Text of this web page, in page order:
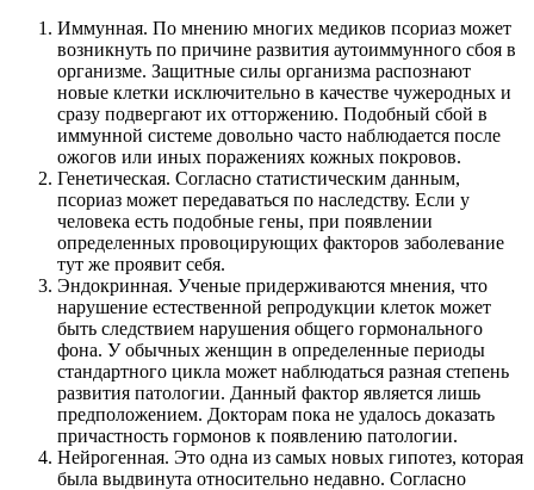
Иммунная. По мнению многих медиков псориаз может
возникнуть по причине развития аутоиммунного сбоя в
организме. Защитные силы организма распознают
новые клетки исключительно в качестве чужеродных и
сразу подвергают их отторжению. Подобный сбой в
иммунной системе довольно часто наблюдается после
ожогов или иных поражениях кожных покровов.
Генетическая. Согласно статистическим данным,
псориаз может передаваться по наследству. Если у
человека есть подобные гены, при появлении
определенных провоцирующих факторов заболевание
тут же проявит себя.
Эндокринная. Ученые придерживаются мнения, что
нарушение естественной репродукции клеток может
быть следствием нарушения общего гормонального
фона. У обычных женщин в определенные периоды
стандартного цикла может наблюдаться разная степень
развития патологии. Данный фактор является лишь
предположением. Докторам пока не удалось доказать
причастность гормонов к появлению патологии.
Нейрогенная. Это одна из самых новых гипотез, которая
была выдвинута относительно недавно. Согласно